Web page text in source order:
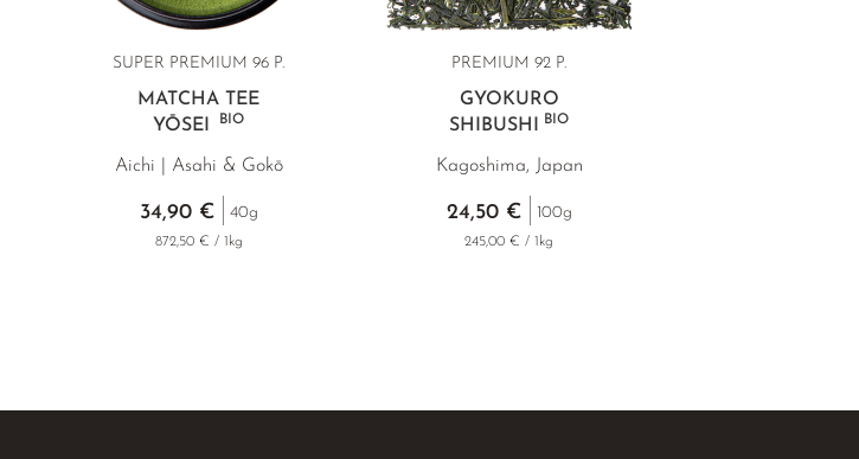
SUPER PREMIUM 96 P.
MATCHA TEE
YŌSEI
BIO
Aichi | Asahi & Gokō
34,90 € 40g
872,50 € / 1kg
PREMIUM92 P.
GYOKURO
SHIBUSHI
BIO
Kagoshima, Japan
24,50 € 100g
245,00 € / 1kg